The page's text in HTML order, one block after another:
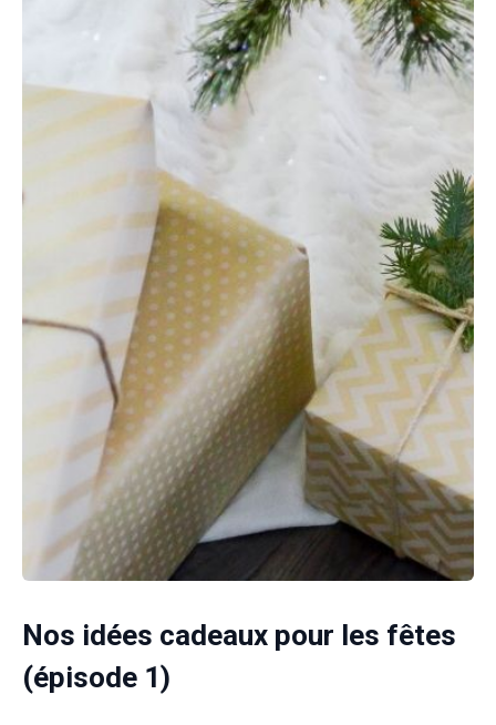
Nos idées cadeaux pour les fêtes
(épisode 1)